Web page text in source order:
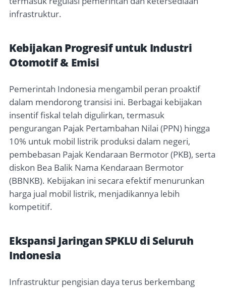
infrastruktur.
Kebijakan Progresif untuk Industri
Otomotif & Emisi
Pemerintah Indonesia mengambil peran proaktif
dalam mendorong transisi ini. Berbagai kebijakan
insentif fiskal telah digulirkan, termasuk
pengurangan Pajak Pertambahan Nilai (PPN) hingga
10% untuk mobil listrik produksi dalam negeri,
pembebasan Pajak Kendaraan Bermotor (PKB), serta
diskon Bea Balik Nama Kendaraan Bermotor
(BBNKB). Kebijakan ini secara efektif menurunkan
harga jual mobil listrik, menjadikannya lebih
kompetitif.
Ekspansi Jaringan SPKLU di Seluruh
Indonesia
Infrastruktur pengisian daya terus berkembang